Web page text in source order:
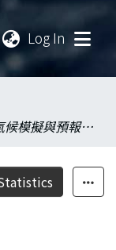
Log In
台灣區域氣候模擬與預報研究-動力與統計降尺度